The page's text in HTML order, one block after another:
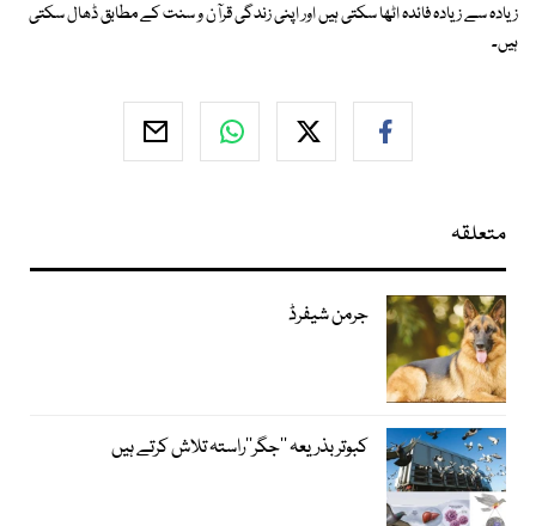
زیادہ سے زیادہ فائدہ اٹھا سکتی ہیں اور اپنی زندگی قرآن و سنت کے مطابق ڈھال سکتی
ہیں۔
متعلقہ
جرمن شیفرڈ
کبوتر بذریعہ ’’جگر‘‘راستہ تلاش کرتے ہیں